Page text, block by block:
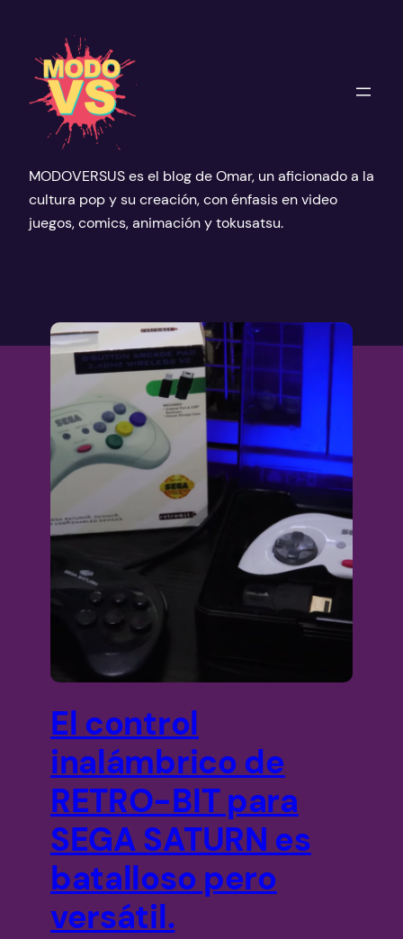
contenido
MODOVERSUS es el blog de Omar, un aficionado a la
cultura pop y su creación, con énfasis en video
juegos, comics, animación y tokusatsu.
El control
inalámbrico de
RETRO-BIT para
SEGA SATURN es
batalloso pero
versátil.